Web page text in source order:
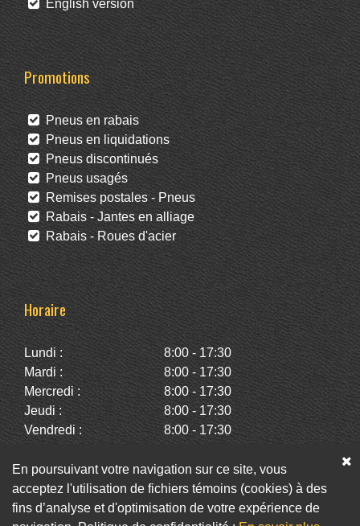
English version
Promotions
Pneus en rabais
Pneus en liquidations
Pneus discontinués
Pneus usagés
Remises postales - Pneus
Rabais - Jantes en alliage
Rabais - Roues d'acier
Horaire
Lundi :
8:00 - 17:30
Mardi :
8:00 - 17:30
Mercredi :
8:00 - 17:30
Jeudi :
8:00 - 17:30
Vendredi :
8:00 - 17:30
Dimanche :
Fermé
Facebook Twitter Infolettre
En poursuivant votre navigation sur ce site, vous
acceptez l'utilisation de fichiers témoins (cookies) à des
fins d’analyse et d'optimisation de votre expérience de